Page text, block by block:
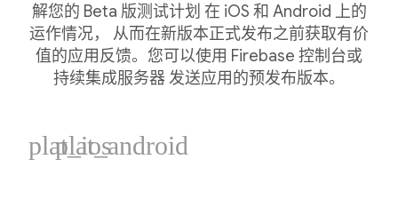
解您的 Beta 版测试计划 在 iOS 和 Android 上的
运作情况， 从而在新版本正式发布之前获取有价
值的应用反馈。您可以使用 Firebase 控制台或
持续集成服务器 发送应用的预发布版本。
plat_ios
plat_android